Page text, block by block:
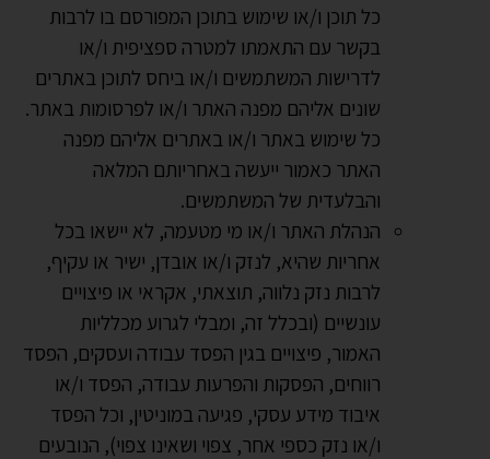
כל תוכן ו/או שימוש בתוכן המפורסם בו לרבות
בקשר עם התאמתו למטרה ספציפית ו/או
לדרישות המשתמשים ו/או ביחס לתוכן באתרים
שונים אליהם מפנה האתר ו/או לפרסומות באתר.
כל שימוש באתר ו/או באתרים אליהם מפנה
האתר כאמור ייעשה באחריותם המלאה
והבלעדית של המשתמשים.
הנהלת האתר ו/או מי מטעמה, לא יישאו בכל
אחריות שהיא, לנזק ו/או אובדן, ישיר או עקיף,
לרבות נזק נלווה, תוצאתי, אקראי או פיצויים
עונשיים (ובכלל זה, ומבלי לגרוע מכלליות
האמור, פיצויים בגין הפסד עבודה ועסקים, הפסד
רווחים, הפסקות והפרעות עבודה, הפסד ו/או
איבוד מידע עסקי, פגיעה במוניטין, וכל הפסד
ו/או נזק כספי אחר, צפוי ושאינו צפוי), הנובעים